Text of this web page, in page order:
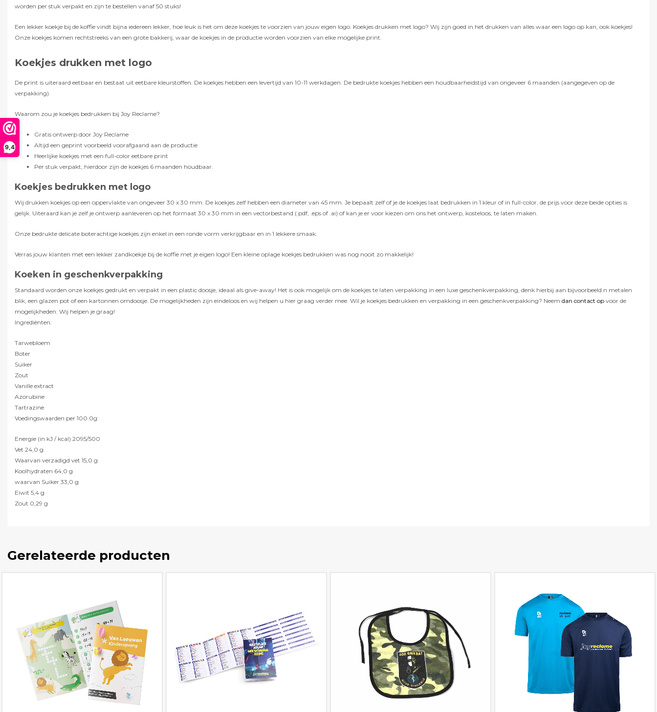
9,4
worden per stuk verpakt en zijn te bestellen vanaf 50 stuks!
Een lekker koekje bij de koffie vindt bijna iedereen lekker, hoe leuk is het om deze koekjes te voorzien van jouw eigen logo. Koekjes drukken met logo? Wij zijn goed in het drukken van alles waar een logo op kan, ook koekjes!
Onze koekjes komen rechtstreeks van een grote bakkerij, waar de koekjes in de productie worden voorzien van elke mogelijke print.
Koekjes drukken met logo
De print is uiteraard eetbaar en bestaat uit eetbare kleurstoffen. De koekjes hebben een levertijd van 10-11 werkdagen. De bedrukte koekjes hebben een houdbaarheidstijd van ongeveer 6 maanden (aangegeven op de
verpakking).
Waarom zou je koekjes bedrukken bij Joy Reclame?
Gratis ontwerp door Joy Reclame
Altijd een geprint voorbeeld voorafgaand aan de productie
Heerlijke koekjes met een full-color eetbare print
Per stuk verpakt, hierdoor zijn de koekjes 6 maanden houdbaar.
Koekjes bedrukken met logo
Wij drukken koekjes op een oppervlakte van ongeveer 30 x 30 mm. De koekjes zelf hebben een diameter van 45 mm. Je bepaalt zelf of je de koekjes laat bedrukken in 1 kleur of in full-color, de prijs voor deze beide opties is
gelijk. Uiteraard kan je zelf je ontwerp aanleveren op het formaat 30 x 30 mm in een vectorbestand (.pdf, .eps of .ai) of kan je er voor kiezen om ons het ontwerp, kosteloos, te laten maken.
Onze bedrukte delicate boterachtige koekjes zijn enkel in een ronde vorm verkrijgbaar en in 1 lekkere smaak.
Verras jouw klanten met een lekker zandkoekje bij de koffie met je eigen logo! Een kleine oplage koekjes bedrukken was nog nooit zo makkelijk!
Koeken in geschenkverpakking
Standaard worden onze koekjes gedrukt en verpakt in een plastic doosje, ideaal als give-away! Het is ook mogelijk om de koekjes te laten verpakking in een luxe geschenkverpakking, denk hierbij aan bijvoorbeeld n metalen
blik, een glazen pot of een kartonnen omdoosje. De mogelijkheden zijn eindeloos en wij helpen u hier graag verder mee. Wil je koekjes bedrukken en verpakking in een geschenkverpakking? Neem dan contact op voor de
mogelijkheden. Wij helpen je graag!
Ingrediënten:
Tarwebloem
Boter
Suiker
Zout
Vanille extract
Azorubine
Tartrazine
Voedingswaarden per 100.0g:
Energie (in kJ / kcal) 2095/500
Vet 24,0 g
Waarvan verzadigd vet 15,0 g
Koolhydraten 64,0 g
waarvan Suiker 33,0 g
Eiwit 5,4 g
Zout 0,29 g
Gerelateerde producten